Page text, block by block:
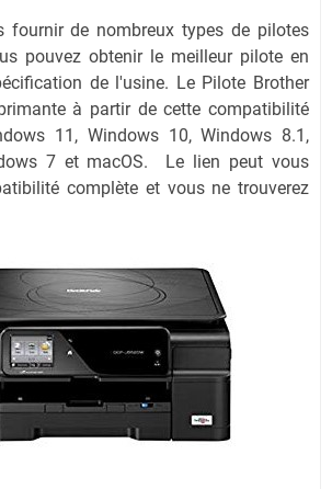
fournir de nombreux types de pilotes
pouvez obtenir le meilleur pilote en
de l'usine. Le Pilote Brother
à partir de cette compatibilité
11, Windows 10, Windows 8.1,
7 et macOS. Le lien peut vous
complète et vous ne trouverez